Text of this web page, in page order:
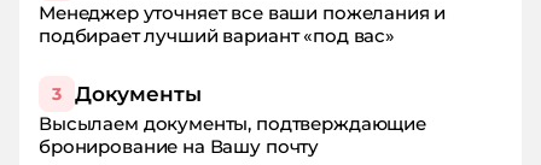
Менеджер уточняет все ваши пожелания и
подбирает лучший вариант «под вас»
3 Документы
Высылаем документы, подтверждающие
бронирование на Вашу почту